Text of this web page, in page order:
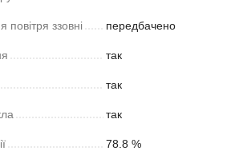
повітря ззовні передбачено
так
так
так
78.8 %